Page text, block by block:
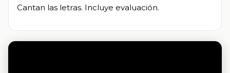
Cantan las letras. Incluye evaluación.